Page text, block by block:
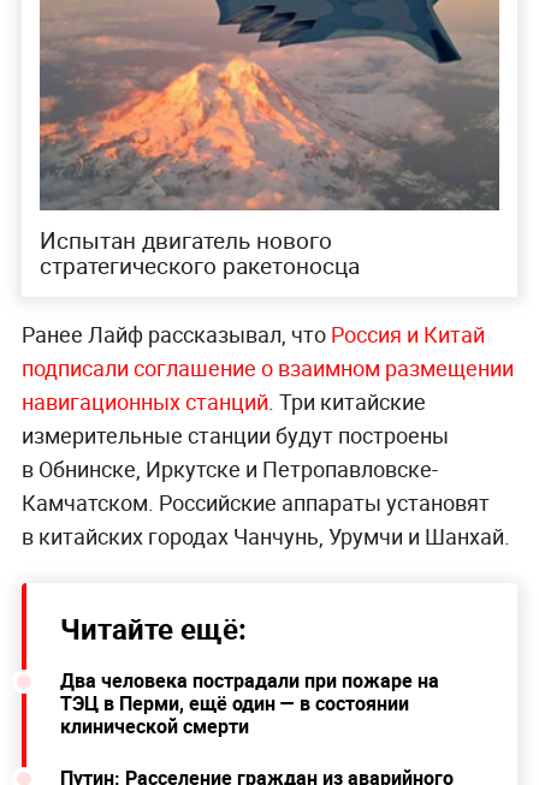
Испытан двигатель нового
стратегического ракетоносца
Ранее Лайф рассказывал, что Россия и Китай
подписали соглашение о взаимном размещении
навигационных станций. Три китайские
измерительные станции будут построены
в Обнинске, Иркутске и Петропавловске-
Камчатском. Российские аппараты установят
в китайских городах Чанчунь, Урумчи и Шанхай.
Читайте ещё:
Два человека пострадали при пожаре на
ТЭЦ в Перми, ещё один — в состоянии
клинической смерти
Путин: Расселение граждан из аварийного